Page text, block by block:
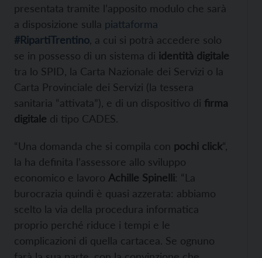
presentata tramite l’apposito modulo che sarà
a disposizione sulla piattaforma
#RipartiTrentino , a cui si potrà accedere solo
se in possesso di un sistema di identità digitale
tra lo SPID, la Carta Nazionale dei Servizi o la
Carta Provinciale dei Servizi (la tessera
sanitaria “attivata”), e di un dispositivo di firma
digitale di tipo CADES.
“Una domanda che si compila con pochi click“,
la ha definita l’assessore allo sviluppo
economico e lavoro Achille Spinelli: “La
burocrazia quindi è quasi azzerata: abbiamo
scelto la via della procedura informatica
proprio perché riduce i tempi e le
complicazioni di quella cartacea. Se ognuno